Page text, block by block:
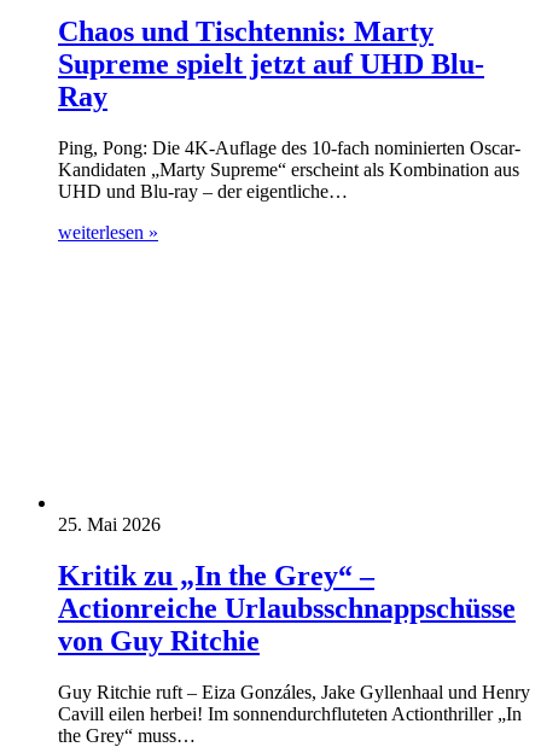
Chaos und Tischtennis: Marty
Supreme spielt jetzt auf UHD Blu-
Ray
Ping, Pong: Die 4K-Auflage des 10-fach nominierten Oscar-
Kandidaten „Marty Supreme“ erscheint als Kombination aus
UHD und Blu-ray – der eigentliche…
weiterlesen »
25. Mai 2026
Kritik zu „In the Grey“ –
Actionreiche Urlaubsschnappschüsse
von Guy Ritchie
Guy Ritchie ruft – Eiza Gonzáles, Jake Gyllenhaal und Henry
Cavill eilen herbei! Im sonnendurchfluteten Actionthriller „In
the Grey“ muss…